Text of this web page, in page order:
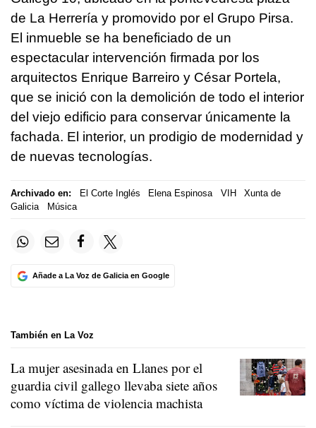
de La Herrería y promovido por el Grupo Pirsa.
El inmueble se ha beneficiado de un
espectacular intervención firmada por los
arquitectos Enrique Barreiro y César Portela,
que se inició con la demolición de todo el interior
del viejo edificio para conservar únicamente la
fachada. El interior, un prodigio de modernidad y
de nuevas tecnologías.
Archivado en: El Corte Inglés Elena Espinosa VIH
Xunta de
Galicia
Música
Añade a La Voz de Galicia en Google
También en La Voz
La mujer asesinada en Llanes por el
guardia civil gallego llevaba siete años
como víctima de violencia machista